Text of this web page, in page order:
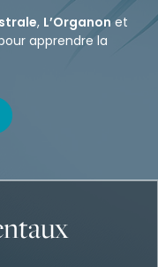
, L’Organon et
apprendre la